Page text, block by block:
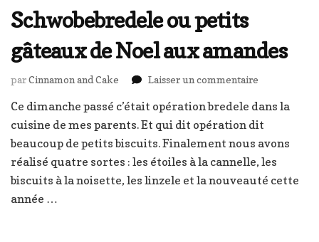
Schwobebredele ou petits
gâteaux de Noel aux amandes
parCinnamon and Cake Laisser un commentaire
ou
petits
Noel
aux
Ce dimanche passé c’était opération bredele dans la
cuisine de mes parents. Et qui dit opération dit
beaucoup de petits biscuits. Finalement nous avons
réalisé quatre sortes : les étoiles à la cannelle, les
biscuits à la noisette, les linzele et la nouveauté cette
année …